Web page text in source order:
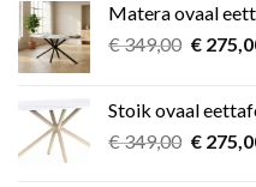
Matera ovaal
€349,00
€
€
Stoik ovaal
€349,00 €